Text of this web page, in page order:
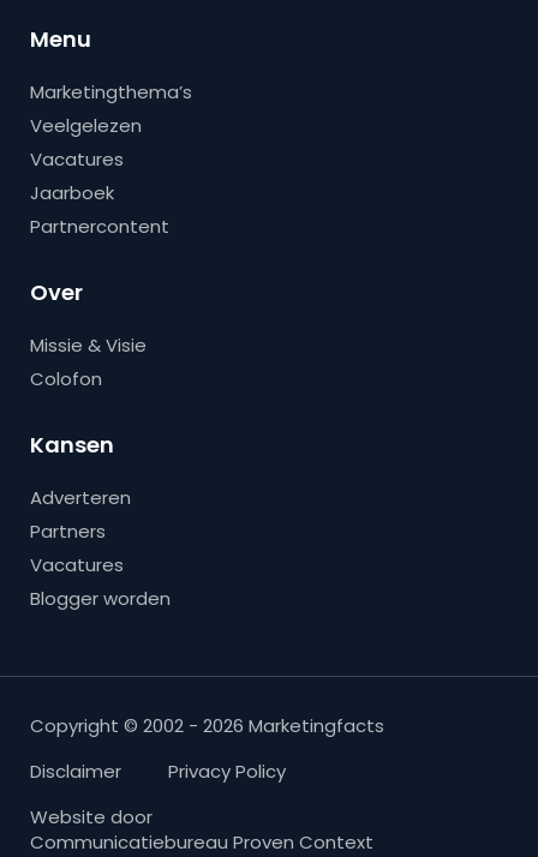
Menu
Marketingthema’s
Veelgelezen
Vacatures
Jaarboek
Partnercontent
Over
Missie & Visie
Colofon
Kansen
Adverteren
Partners
Vacatures
Blogger worden
Copyright © 2002 - 2026 Marketingfacts
Disclaimer
Privacy Policy
Website door
Communicatiebureau Proven Context